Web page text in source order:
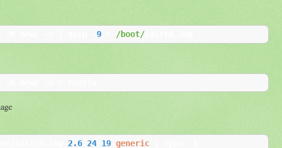
-9 /boot/
2.6 24 19 -generic